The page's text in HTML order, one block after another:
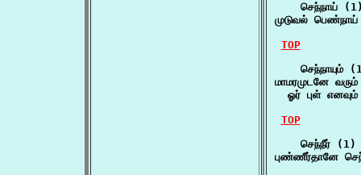
செந்நாய்
முடுவல்
TOP
செந்நாயும்
மாமரமுடனே வரும்
ஓர் புள்
TOP
    செந்நீர் (1)
புண்ணீர்தானே